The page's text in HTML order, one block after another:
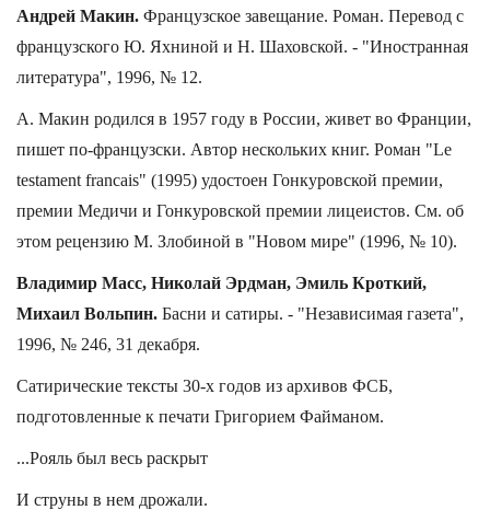
Андрей Макин. Французское завещание. Роман. Перевод с
французского Ю. Яхниной и Н. Шаховской. - "Иностранная
литература", 1996, № 12.
А. Макин родился в 1957 году в России, живет во Франции,
пишет по-французски. Автор нескольких книг. Роман "Le
testament francais" (1995) удостоен Гонкуровской премии,
премии Медичи и Гонкуровской премии лицеистов. См. об
этом рецензию М. Злобиной в "Новом мире" (1996, № 10).
Владимир Масс, Николай Эрдман, Эмиль Кроткий,
Михаил Вольпин. Басни и сатиры. - "Независимая газета",
1996, № 246, 31 декабря.
Сатирические тексты 30-х годов из архивов ФСБ,
подготовленные к печати Григорием Файманом.
...Рояль был весь раскрыт
И струны в нем дрожали.